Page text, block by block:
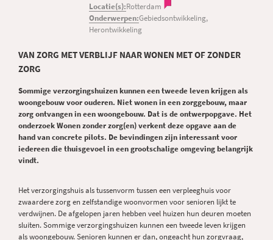
Locatie(s):Rotterdam
Onderwerpen:Gebiedsontwikkeling,
Herontwikkeling
VAN ZORG MET VERBLIJF NAAR WONEN MET OF ZONDER
ZORG
Sommige verzorgingshuizen kunnen een tweede leven krijgen als
woongebouw voor ouderen. Niet wonen in een zorggebouw, maar
zorg ontvangen in een woongebouw. Dat is de ontwerpopgave. Het
onderzoek Wonen zonder zorg(en) verkent deze opgave aan de
hand van concrete pilots. De bevindingen zijn interessant voor
iedereen die thuisgevoel in een grootschalige omgeving belangrijk
vindt.
Het verzorgingshuis als tussenvorm tussen een verpleeghuis voor
zwaardere zorg en zelfstandige woonvormen voor senioren lijkt te
verdwijnen. De afgelopen jaren hebben veel huizen hun deuren moeten
sluiten. Sommige verzorgingshuizen kunnen een tweede leven krijgen
als woongebouw. Senioren kunnen er dan, ongeacht hun zorgvraag,